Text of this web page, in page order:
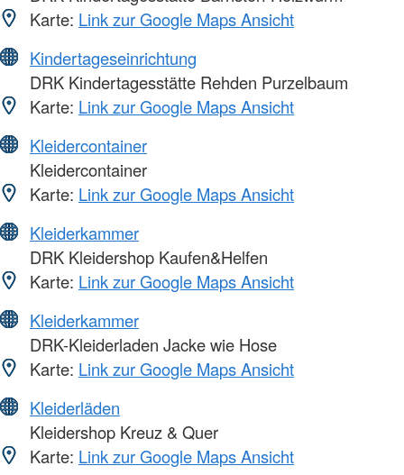
Karte: Link zur Google Maps Ansicht
Kindertageseinrichtung
DRK Kindertagesstätte Rehden Purzelbaum
Karte: Link zur Google Maps Ansicht
Kleidercontainer
Kleidercontainer
Karte: Link zur Google Maps Ansicht
Kleiderkammer
DRK Kleidershop Kaufen&Helfen
Karte: Link zur Google Maps Ansicht
Kleiderkammer
DRK-Kleiderladen Jacke wie Hose
Karte: Link zur Google Maps Ansicht
Kleiderläden
Kleidershop Kreuz & Quer
Karte: Link zur Google Maps Ansicht